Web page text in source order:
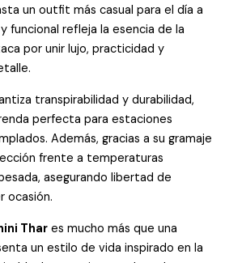
un outfit más casual para el día a
funcional refleja la esencia de la
por unir lujo, practicidad y
transpirabilidad y durabilidad,
perfecta para estaciones
Además, gracias a su gramaje
frente a temperaturas
asegurando libertad de
ocasión.
Thar es mucho más que una
un estilo de vida inspirado en la